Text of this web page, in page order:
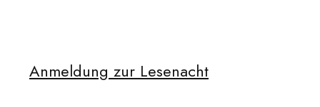
Anmeldung zur Lesenacht